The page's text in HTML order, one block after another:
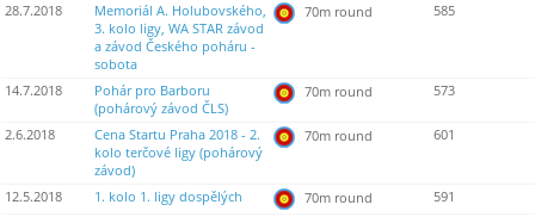
28.7.2018
Memoriál A. Holubovského,
3. kolo ligy, WA STAR závod
a závod Českého poháru -
sobota
70m round 585
14.7.2018
Pohár pro Barboru
(pohárový závod ČLS)
70m round 573
2.6.2018
Cena Startu Praha 2018 - 2.
kolo terčové ligy (pohárový
závod)
70m round 601
12.5.2018 1. kolo 1. ligy dospělých 70m round
591